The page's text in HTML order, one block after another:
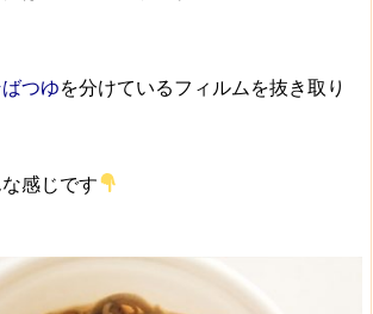
つゆを分けているフィルムを抜き取り
感じです